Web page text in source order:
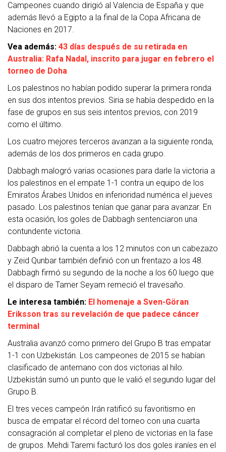
Campeones cuando dirigió al Valencia de España y que
además llevó a Egipto a la final de la Copa Africana de
Naciones en 2017.
Vea además: 43 días después de su retirada en
Australia: Rafa Nadal, inscrito para jugar en febrero el
torneo de Doha
Los palestinos no habían podido superar la primera ronda
en sus dos intentos previos. Siria se había despedido en la
fase de grupos en sus seis intentos previos, con 2019
como el último.
Los cuatro mejores terceros avanzan a la siguiente ronda,
además de los dos primeros en cada grupo.
Dabbagh malogró varias ocasiones para darle la victoria a
los palestinos en el empate 1-1 contra un equipo de los
Emiratos Árabes Unidos en inferioridad numérica el jueves
pasado. Los palestinos tenían que ganar para avanzar. En
esta ocasión, los goles de Dabbagh sentenciaron una
contundente victoria.
Dabbagh abrió la cuenta a los 12 minutos con un cabezazo
y Zeid Qunbar también definió con un frentazo a los 48.
Dabbagh firmó su segundo de la noche a los 60 luego que
el disparo de Tamer Seyam remeció el travesaño.
Le interesa también: El homenaje a Sven-Göran
Eriksson tras su revelación de que padece cáncer
terminal
Australia avanzó como primero del Grupo B tras empatar
1-1 con Uzbekistán. Los campeones de 2015 se habían
clasificado de antemano con dos victorias al hilo.
Uzbekistán sumó un punto que le valió el segundo lugar del
Grupo B.
El tres veces campeón Irán ratificó su favoritismo en
busca de empatar el récord del torneo con una cuarta
consagración al completar el pleno de victorias en la fase
de grupos. Mehdi Taremi facturó los dos goles iraníes en el